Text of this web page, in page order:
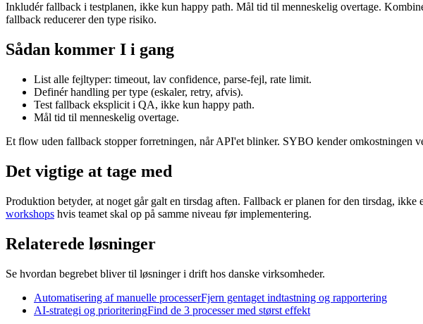
Inkludér fallback i testplanen, ikke kun happy path. Mål tid til menneskelig overtage.
fallback reducerer den type risiko.
Sådan kommer I i gang
List alle fejltyper: timeout, lav confidence, parse-fejl, rate limit.
Definér handling per type (eskaler, retry, afvis).
Test fallback eksplicit i QA, ikke kun happy path.
Mål tid til menneskelig overtage.
Et flow uden fallback stopper forretningen, når API'et blinker. SYBO kender omkostningen
Det vigtige at tage med
Produktion betyder, at noget går galt en tirsdag aften. Fallback er planen for den tirsdag,
workshops hvis teamet skal op på samme niveau før implementering.
Relaterede løsninger
Se hvordan begrebet bliver til løsninger i drift hos danske virksomheder.
Automatisering af manuelle processerFjern gentaget indtastning og rapportering
AI-strategi og prioriteringFind de 3 processer med størst effekt